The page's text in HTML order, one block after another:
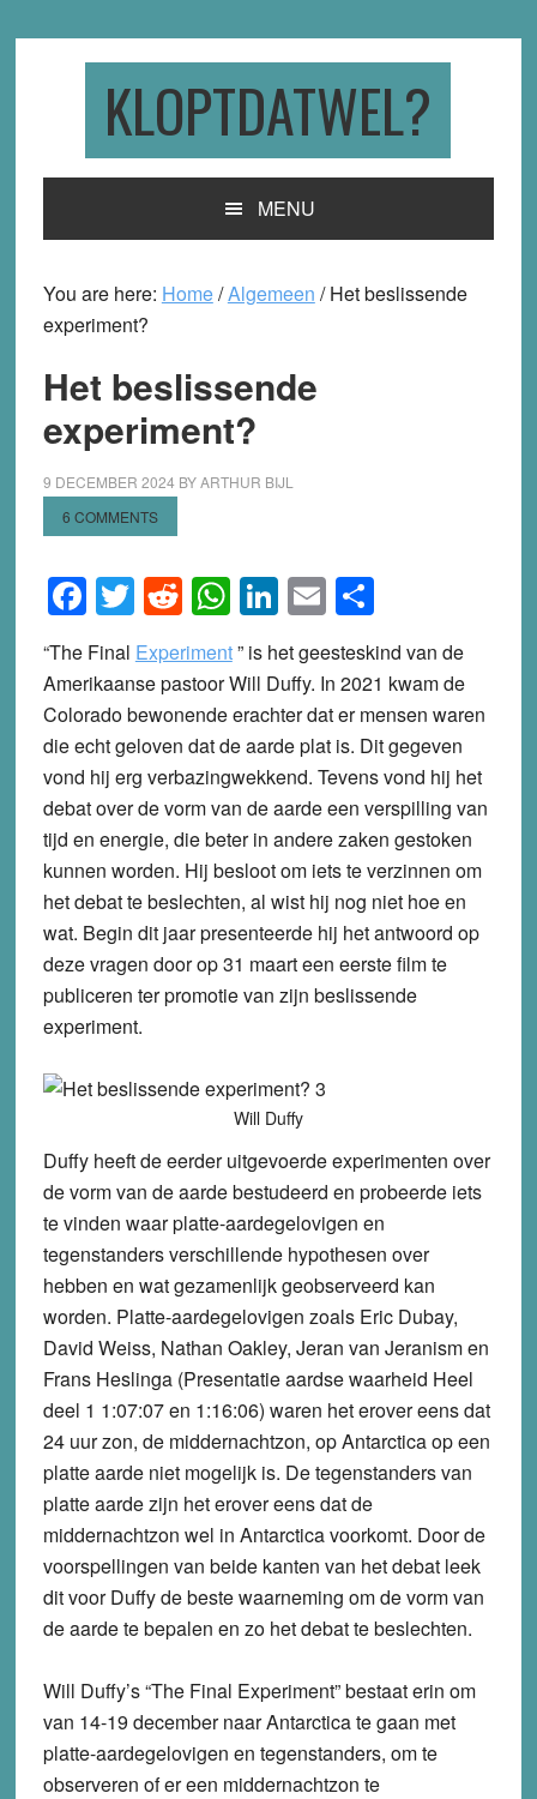
KLOPTDATWEL?
MENU
You are here: Home/Algemeen /Het beslissende
experiment?
Het beslissende
experiment?
9 DECEMBER 2024 BYARTHUR BIJL
6 COMMENTS
Facebook
Twitter
Reddit
WhatsApp
LinkedIn
EmailShare
“The Final Experiment” is het geesteskind van de
Amerikaanse pastoor Will Duffy. In 2021 kwam de
Colorado bewonende erachter dat er mensen waren
die echt geloven dat de aarde plat is. Dit gegeven
vond hij erg verbazingwekkend. Tevens vond hij het
debat over de vorm van de aarde een verspilling van
tijd en energie, die beter in andere zaken gestoken
kunnen worden. Hij besloot om iets te verzinnen om
het debat te beslechten, al wist hij nog niet hoe en
wat. Begin dit jaar presenteerde hij het antwoord op
deze vragen door op 31 maart een eerste film te
publiceren ter promotie van zijn beslissende
experiment.
Will Duffy
Duffy heeft de eerder uitgevoerde experimenten over
de vorm van de aarde bestudeerd en probeerde iets
te vinden waar platte-aardegelovigen en
tegenstanders verschillende hypothesen over
hebben en wat gezamenlijk geobserveerd kan
worden. Platte-aardegelovigen zoals Eric Dubay,
David Weiss, Nathan Oakley, Jeran van Jeranism en
Frans Heslinga (Presentatie aardse waarheid Heel
deel 1 1:07:07 en 1:16:06) waren het erover eens dat
24 uur zon, de middernachtzon, op Antarctica op een
platte aarde niet mogelijk is. De tegenstanders van
platte aarde zijn het erover eens dat de
middernachtzon wel in Antarctica voorkomt. Door de
voorspellingen van beide kanten van het debat leek
dit voor Duffy de beste waarneming om de vorm van
de aarde te bepalen en zo het debat te beslechten.
Will Duffy’s “The Final Experiment” bestaat erin om
van 14-19 december naar Antarctica te gaan met
platte-aardegelovigen en tegenstanders, om te
observeren of er een middernachtzon te